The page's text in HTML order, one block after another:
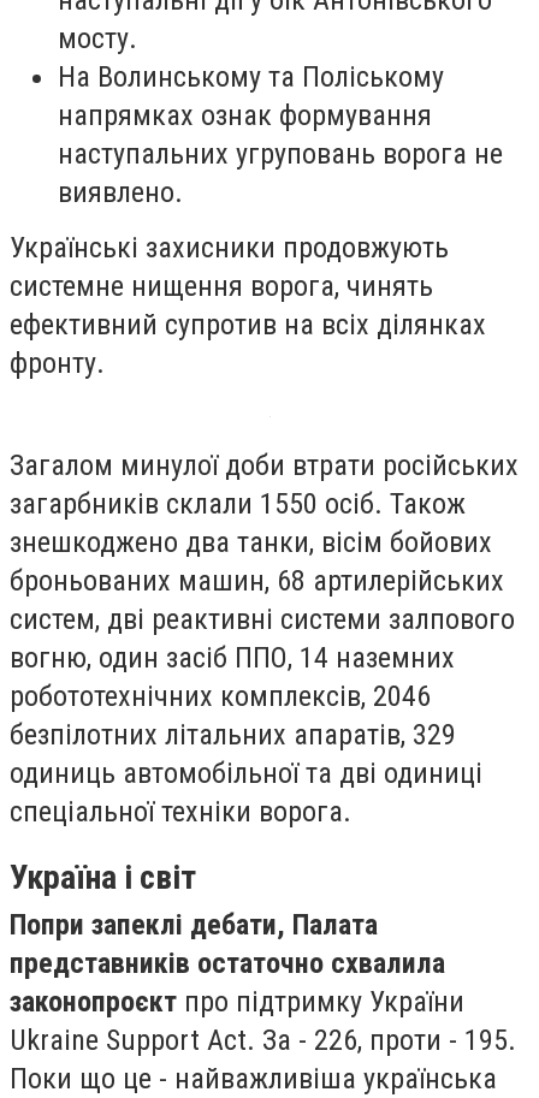
мосту.
На Волинському та Поліському
напрямках ознак формування
наступальних угруповань ворога не
виявлено.
Українські захисники продовжують
системне нищення ворога, чинять
ефективний супротив на всіх ділянках
фронту.
Загалом минулої доби втрати російських
загарбників склали 1550 осіб. Також
знешкоджено два танки, вісім бойових
броньованих машин, 68 артилерійських
систем, дві реактивні системи залпового
вогню, один засіб ППО, 14 наземних
робототехнічних комплексів, 2046
безпілотних літальних апаратів, 329
одиниць автомобільної та дві одиниці
спеціальної техніки ворога.
Україна і світ
Попри запеклі дебати, Палата
представників остаточно схвалила
законопроєкт про підтримку України
Ukraine Support Act. За - 226, проти - 195.
Поки що це - найважливіша українська